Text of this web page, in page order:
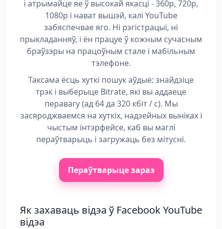
і атрымайце яе ў высокай якасці - 360p, 720p,
1080p і нават вышэй, калі YouTube
забяспечвае яго. Ні рэгістрацыі, ні
прыкладанняў, і ён працуе ў кожным сучасным
браўзэры на працоўным стале і мабільным
тэлефоне.
Таксама ёсць хуткі пошук аўдыё: знайдзіце
трэк і выберыце Bitrate, які вы аддаеце
перавагу (ад 64 да 320 кбіт / с). Мы
засяроджваемся на хуткіх, надзейных выніках і
чыстым інтэрфейсе, каб вы маглі
пераўтварыць і загружаць без мітусні.
Пераўтварыце зараз
Як захаваць відэа ў Facebook YouTube
відэа